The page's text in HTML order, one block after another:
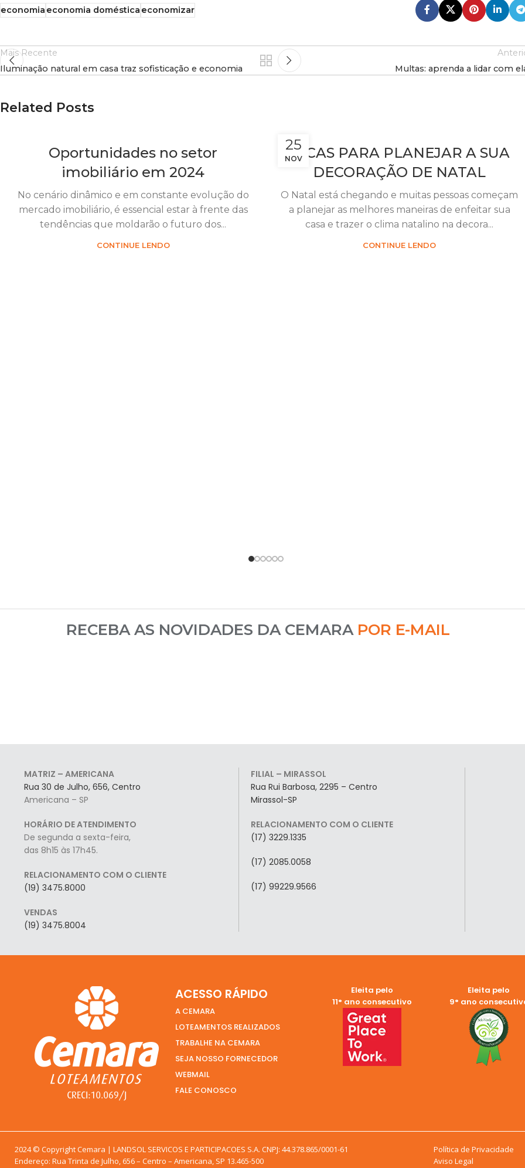
economiaeconomia domésticaeconomizar
Mais Recente
Iluminação natural em casa traz sofisticação e economia
Multas: aprenda a lidar com
Related Posts
Oportunidades no setor
imobiliário em 2024
No cenário dinâmico e em constante evolução do
mercado imobiliário, é essencial estar à frente das
tendências que moldarão o futuro dos...
CONTINUE LENDO
25
NOV
DICAS PARA PLANEJAR A SUA
DECORAÇÃO DE NATAL
O Natal está chegando e muitas pessoas começam
a planejar as melhores maneiras de enfeitar sua
casa e trazer o clima natalino na decora...
CONTINUE LENDO
RECEBA AS NOVIDADES DA CEMARA POR E-MAIL
PRECISA DE AJUDA?
ENTRE EM CONTATO CONOSCO
MATRIZ – AMERICANA
Rua 30 de Julho, 656, Centro
Americana – SP
HORÁRIO DE ATENDIMENTO
De segunda a sexta-feira,
das 8h15 às 17h45.
RELACIONAMENTO COM O CLIENTE
(19) 3475.8000
VENDAS
(19) 3475.8004
FILIAL – MIRASSOL
Rua Rui Barbosa, 2295 – Centro
Mirassol-SP
RELACIONAMENTO COM O CLIENTE
(17) 3229.1335
(17) 2085.0058
(17) 99229.9566
ACESSO RÁPIDO
A CEMARA
LOTEAMENTOS REALIZADOS
TRABALHE NA CEMARA
SEJA NOSSO FORNECEDOR
WEBMAIL
FALE CONOSCO
Eleita pelo
11° ano consecutivo
Eleita pelo
9° ano
2024 © Copyright Cemara | LANDSOL SERVICOS E PARTICIPACOES S.A. CNPJ: 44.378.865/0001-61
Endereço: Rua Trinta de Julho, 656 – Centro – Americana, SP 13.465-500
Política de Privacidade
Aviso Legal